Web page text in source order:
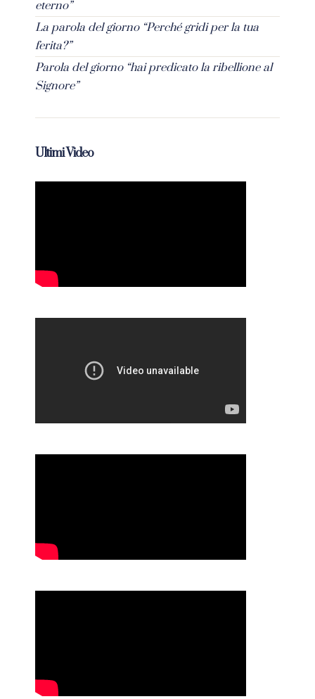
eterno”
La parola del giorno “Perché gridi per la tua
ferita?”
Parola del giorno “hai predicato la ribellione al
Signore”
Ultimi Video